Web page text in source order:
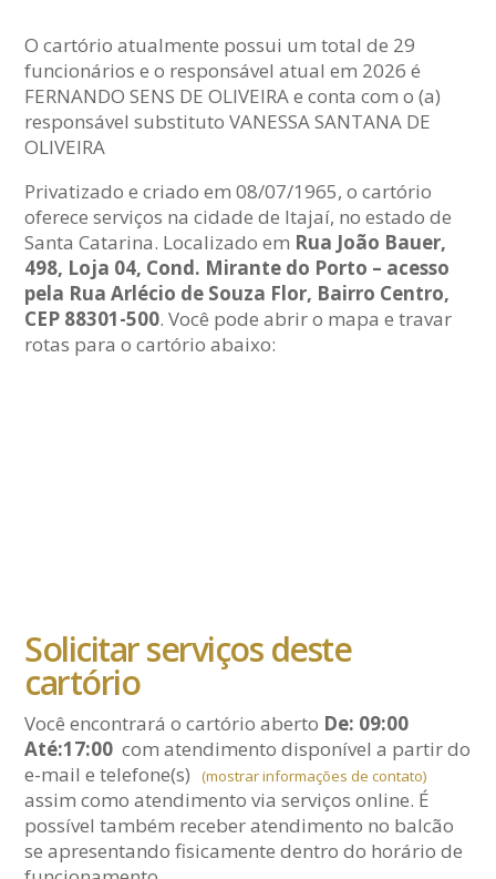
O cartório atualmente possui um total de 29
funcionários e o responsável atual em 2026 é
FERNANDO SENS DE OLIVEIRA e conta com o (a)
responsável substituto VANESSA SANTANA DE
OLIVEIRA
Privatizado e criado em 08/07/1965, o cartório
oferece serviços na cidade de Itajaí, no estado de
Santa Catarina. Localizado em Rua João Bauer,
498, Loja 04, Cond. Mirante do Porto – acesso
pela Rua Arlécio de Souza Flor, Bairro Centro,
CEP 88301-500. Você pode abrir o mapa e travar
rotas para o cartório abaixo:
Solicitar serviços deste
cartório
Você encontrará o cartório aberto De: 09:00
Até:17:00 com atendimento disponível a partir do
e-maile telefone(s) (mostrar informações de contato)
assim como atendimento via serviços online. É
possível também receber atendimento no balcão
se apresentando fisicamente dentro do horário de